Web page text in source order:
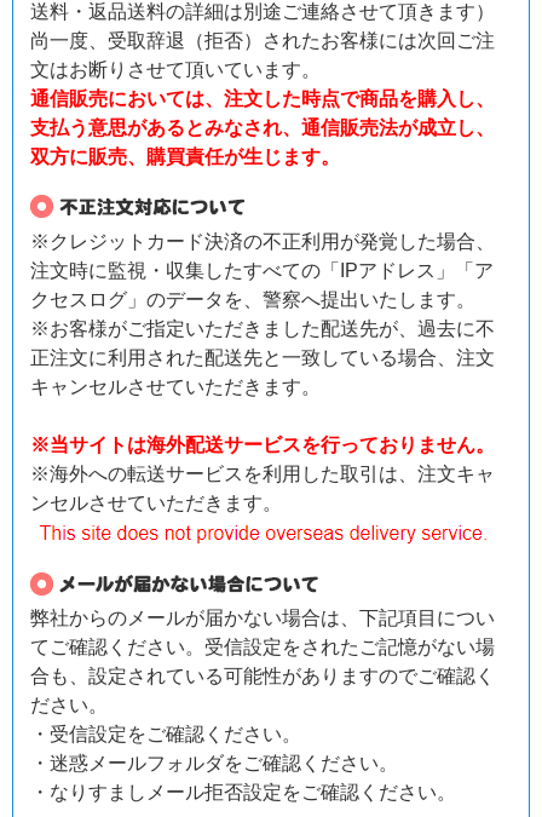
送料・返品送料の詳細は別途ご連絡させて頂きます）
尚一度、受取辞退（拒否）されたお客様には次回ご注
文はお断りさせて頂いています。
通信販売においては、注文した時点で商品を購入し、
支払う意思があるとみなされ、通信販売法が成立し、
双方に販売、購買責任が生じます。
※クレジットカード決済の不正利用が発覚した場合、
注文時に監視・収集したすべての「IPアドレス」「ア
クセスログ」のデータを、警察へ提出いたします。
※お客様がご指定いただきました配送先が、過去に不
正注文に利用された配送先と一致している場合、注文
キャンセルさせていただきます。
※当サイトは海外配送サービスを行っておりません。
※海外への転送サービスを利用した取引は、注文キャ
ンセルさせていただきます。
弊社からのメールが届かない場合は、下記項目につい
てご確認ください。受信設定をされたご記憶がない場
合も、設定されている可能性がありますのでご確認く
ださい。
・受信設定をご確認ください。
・迷惑メールフォルダをご確認ください。
・なりすましメール拒否設定をご確認ください。